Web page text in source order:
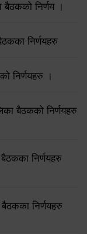
बैठकको निर्णय ।
निर्णयहरु
निर्णयहरु ।
बैठकको निर्णयहरु
निर्णयहरु
निर्णयहरु